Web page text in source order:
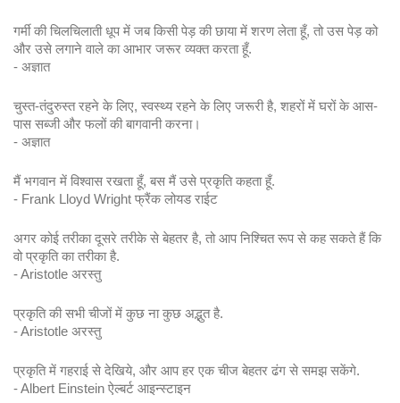
गर्मी की चिलचिलाती धूप में जब किसी पेड़ की छाया में शरण लेता हूँ, तो उस पेड़ को
और उसे लगाने वाले का आभार जरूर व्यक्त करता हूँ.
- अज्ञात
चुस्त-तंदुरुस्त रहने के लिए, स्वस्थ्य रहने के लिए जरूरी है, शहरों में घरों के आस-
पास सब्जी और फलों की बागवानी करना।
- अज्ञात
मैं भगवान में विश्वास रखता हूँ, बस मैं उसे प्रकृति कहता हूँ.
- Frank Lloyd Wright फ्रैंक लोयड राईट
अगर कोई तरीका दूसरे तरीके से बेहतर है, तो आप निश्चित रूप से कह सकते हैं कि
वो प्रकृति का तरीका है.
- Aristotle अरस्तु
प्रकृति की सभी चीजों में कुछ ना कुछ अद्भुत है.
- Aristotle अरस्तु
प्रकृति में गहराई से देखिये, और आप हर एक चीज बेहतर ढंग से समझ सकेंगे.
- Albert Einstein ऐल्बर्ट आइन्स्टाइन